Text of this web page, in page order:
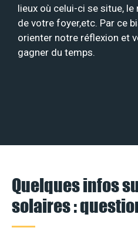
lieux où celui-ci se situe,
de votre foyer,etc. Par ce
orienter notre réflexion et
gagner du temps.
Quelques infos
solaires :